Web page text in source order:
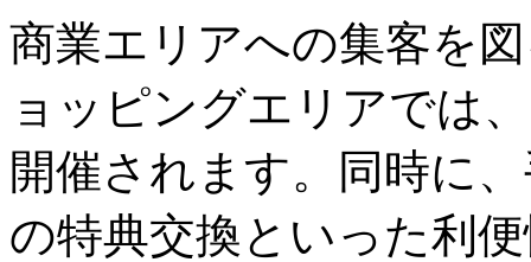
商業エリアへの集客を
ョッピングエリアでは
開催されます。同時に
の特典交換といった利